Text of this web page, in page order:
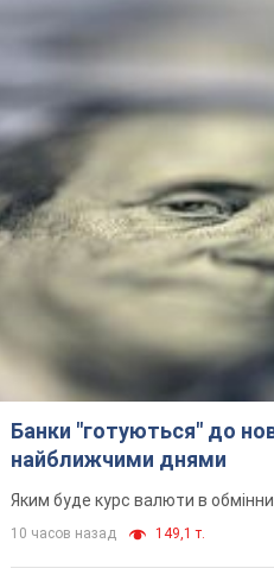
Банки "готуються" до
найближчими днями
Яким буде курс валюти в
10 часов назад 149,1 т.